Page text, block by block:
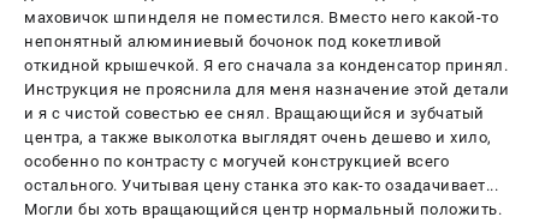
маховичок шпинделя не поместился. Вместо него какой-то
непонятный алюминиевый бочонок под кокетливой
откидной крышечкой. Я его сначала за конденсатор принял.
Инструкция не прояснила для меня назначение этой детали
и я с чистой совестью ее снял. Вращающийся и зубчатый
центра, а также выколотка выглядят очень дешево и хило,
особенно по контрасту с могучей конструкцией всего
остального. Учитывая цену станка это как-то озадачивает...
Могли бы хоть вращающийся центр нормальный положить.